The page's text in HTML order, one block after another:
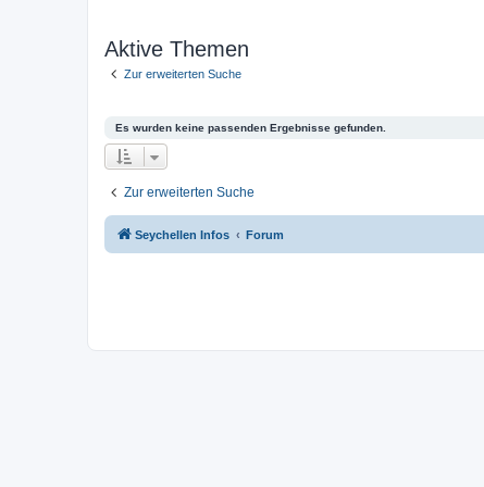
Aktive Themen
Zur erweiterten Suche
Es wurden keine passenden Ergebnisse gefunden.
Zur erweiterten Suche
Seychellen Infos Forum